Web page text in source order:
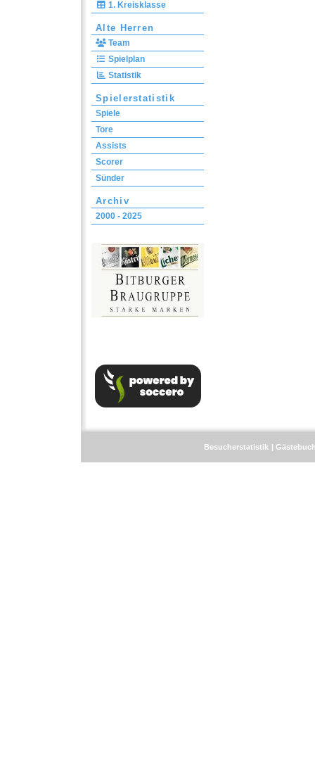
1. Kreisklasse
Alte Herren
Team
Spielplan
Statistik
Spielerstatistik
Spiele
Tore
Assists
Scorer
Sünder
Archiv
2000 - 2025
Besucherstatistik